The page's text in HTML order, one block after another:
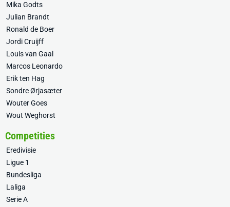
Mika Godts
Julian Brandt
Ronald de Boer
Jordi Cruijff
Louis van Gaal
Marcos Leonardo
Erik ten Hag
Sondre Ørjasæter
Wouter Goes
Wout Weghorst
Competities
Eredivisie
Ligue 1
Bundesliga
Laliga
Serie A